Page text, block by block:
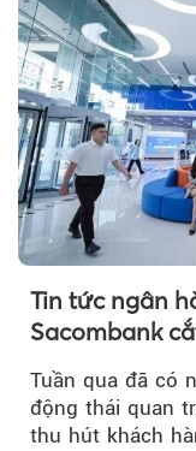
Tin tức ngân
Sacombank
Tuần qua đã có
động thái quan
thu hút khách